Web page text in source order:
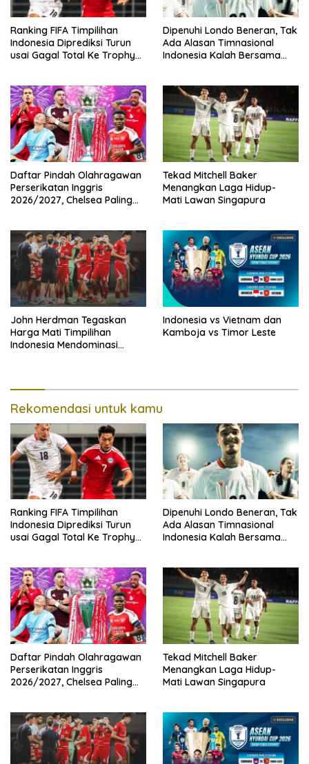
Ranking FIFA Timpilihan
Indonesia Diprediksi Turun
usai Gagal Total Ke Trophy
Dipenuhi Londo Beneran, Tak
Ada Alasan Timnasional
Indonesia Kalah Bersama
Daftar Pindah Olahragawan
Perserikatan Inggris
2026/2027, Chelsea Paling
Tekad Mitchell Baker
Menangkan Laga Hidup-
Mati Lawan Singapura
John Herdman Tegaskan
Harga Mati Timpilihan
Indonesia Mendominasi
Indonesia vs Vietnam dan
Kamboja vs Timor Leste
Rekomendasi untuk kamu
Ranking FIFA Timpilihan
Indonesia Diprediksi Turun
usai Gagal Total Ke Trophy
Dipenuhi Londo Beneran, Tak
Ada Alasan Timnasional
Indonesia Kalah Bersama
Daftar Pindah Olahragawan
Perserikatan Inggris
2026/2027, Chelsea Paling
Tekad Mitchell Baker
Menangkan Laga Hidup-
Mati Lawan Singapura